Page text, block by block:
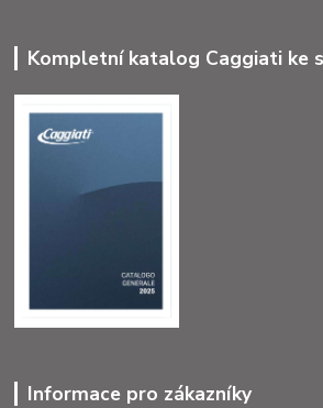
Kompletní katalog Caggiati ke
Informace pro zákazníky